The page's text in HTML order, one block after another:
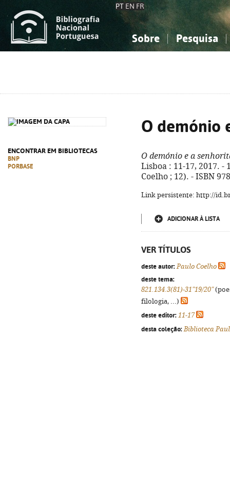
PT EN FR
Sobre Pesquisa
ENCONTRAR EM BIBLIOTECAS
BNP
PORBASE
O demónio
O demónio e a
Lisboa : 11-17, 2017. -
Coelho ; 12). - ISBN
Link persistente: http://
ADICIONAR À LISTA
VER TÍTULOS
deste autor: Paulo Coelho
deste tema:
821.134.3(81)-31"19/20"
filologia, ...)
deste editor: 11-17
desta coleção: Biblioteca